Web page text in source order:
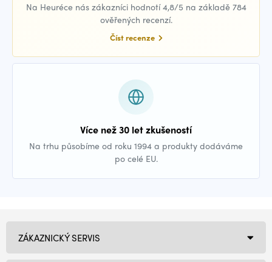
Na Heuréce nás zákazníci hodnotí 4,8/5 na základě 784
ověřených recenzí.
Číst recenze
Více než 30 let zkušeností
Na trhu působíme od roku 1994 a produkty dodáváme
po celé EU.
ZÁKAZNICKÝ SERVIS